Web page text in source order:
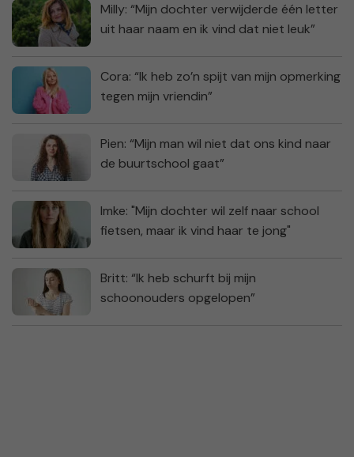
Milly: “Mijn dochter verwijderde één letter
uit haar naam en ik vind dat niet leuk”
Cora: “Ik heb zo’n spijt van mijn opmerking
tegen mijn vriendin”
Pien: “Mijn man wil niet dat ons kind naar
de buurtschool gaat”
Imke: "Mijn dochter wil zelf naar school
fietsen, maar ik vind haar te jong"
Britt: “Ik heb schurft bij mijn
schoonouders opgelopen”